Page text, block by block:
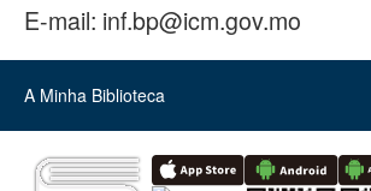
E-mail: inf.bp@icm.gov.mo
A Minha Biblioteca